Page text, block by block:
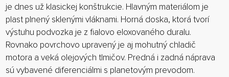
je dnes už klasickej konštrukcie. Hlavným materiálom je
plast plnený sklenými vláknami. Horná doska, ktorá tvorí
výstuhu podvozka je z fialovo eloxovaného duralu.
Rovnako povrchovo upravený je aj mohutný chladič
motora a veká olejových tlmičov. Predná i zadná náprava
sú vybavené diferenciálmi s planetovým prevodom.